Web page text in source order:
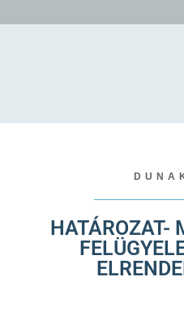
HATÁROZAT-